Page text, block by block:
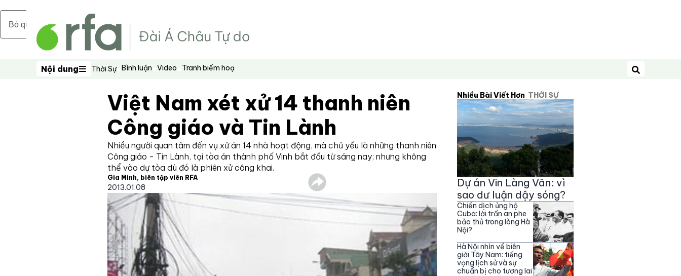
Bỏ qua nội dung chính
Nội dung
Nội dung Thời Sự Bình luận Video Tranh biếm hoạ
Tìm kiếm
Việt Nam xét xử 14 thanh niên
Công giáo và Tin Lành
Nhiều người quan tâm đến vụ xử án 14 nhà hoạt động, mà chủ yếu là những thanh niên
Công giáo - Tin Lành, tại tòa án thành phố Vinh bắt đầu từ sáng nay; nhưng không
thể vào dự tòa dù đó là phiên xử công khai.
Gia Minh, biên tập viên RFA
2013.01.08
Nhiều Bài Viết Hơn THỜI SỰ
Dự án Vin Làng Vân: vì
sao dư luận dậy sóng?
Chiến dịch ủng hộ
Cuba: lời trấn an phe
bảo thủ trong lòng Hà
Nội?
Hà Nội nhìn về biên
giới Tây Nam: tiếng
vọng lịch sử và sự
chuẩn bị cho tương lai